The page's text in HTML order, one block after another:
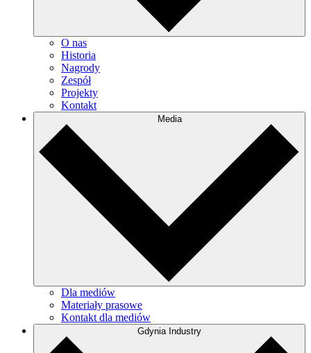
O nas
Historia
Nagrody
Zespół
Projekty
Kontakt
Media
Dla mediów
Materiały prasowe
Kontakt dla mediów
Gdynia Industry